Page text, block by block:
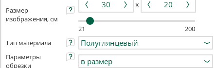
Размер
изображения, см
X
21
200
Тип материала
Параметры
обрезки